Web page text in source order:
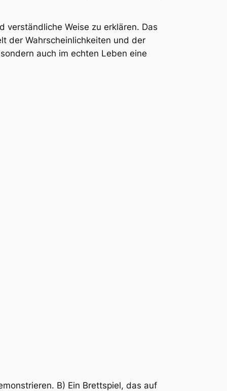
Weise zu erklären. Das
der Wahrscheinlichkeiten und der
auch im echten Leben eine
B) Ein Brettspiel, das auf